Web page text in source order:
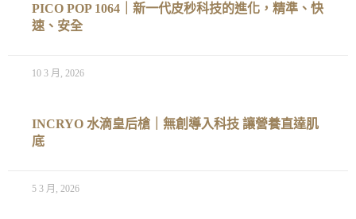
PICO POP 1064｜新一代皮秒科技的進化，精準、快
速、安全
10 3 月, 2026
INCRYO 水滴皇后槍｜無創導入科技 讓營養直達肌
底
5 3 月, 2026